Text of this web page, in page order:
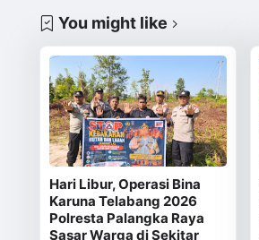
You might like
Hari Libur, Operasi Bina
Karuna Telabang 2026
Polresta Palangka Raya
Sasar Warga di Sekitar